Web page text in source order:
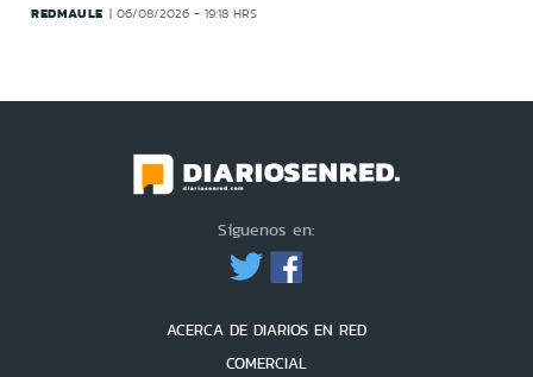
REDMAULE 06/08/2026 - 19:18 HRS
Síguenos en:
ACERCA DE DIARIOS EN RED
COMERCIAL